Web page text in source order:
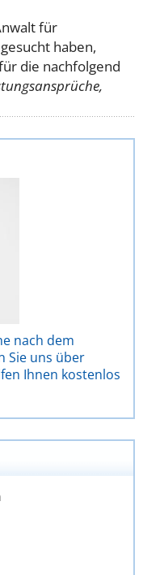
für
haben,
die nachfolgend
nach dem
Sie uns über
Ihnen kostenlos